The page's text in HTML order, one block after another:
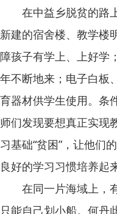
在中益乡脱贫的路上
新建的宿舍楼、教学楼
障孩子有学上、上好学
年不断地来；电子白板
育器材供学生使用。条
师们发现要想真正实现
习基础“贫困”，让他们
良好的学习习惯培养起来
在同一片海域上，有
只能自己划小船。何丹